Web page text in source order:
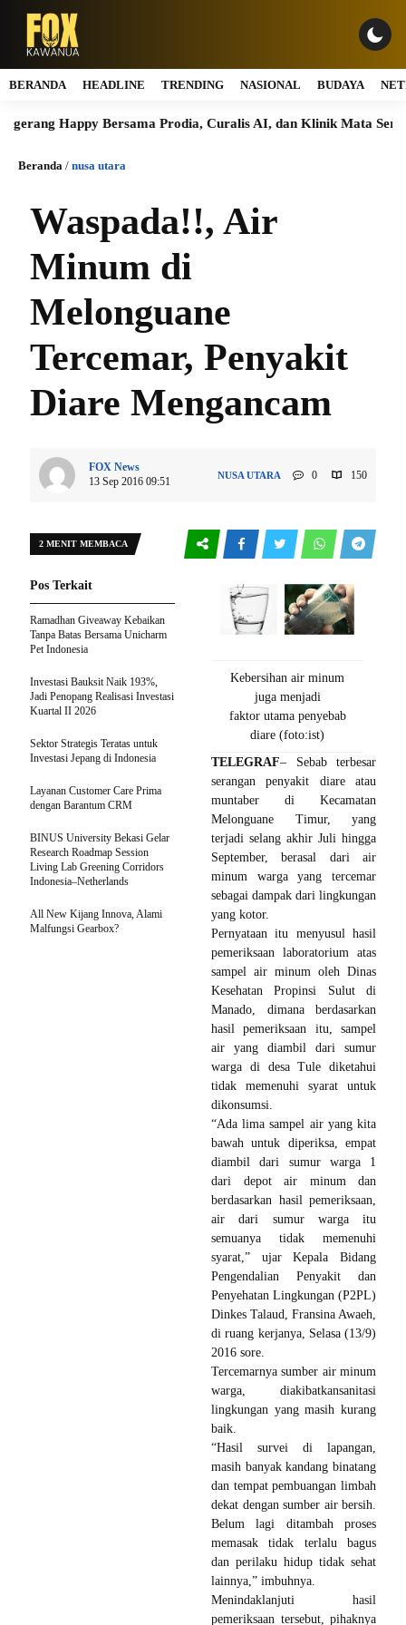
BERANDA HEADLINE TRENDING NASIONAL BUDAYA
Happy Bersama Prodia, Curalis AI, dan Klinik Mata Serpong
Beranda / nusa utara
Waspada!!, Air
Minum di
Melonguane
Tercemar, Penyakit
Diare Mengancam
FOX News
13 Sep 2016 09:51
NUSA UTARA 0 150
2 MENIT MEMBACA
Kebersihan air minum
juga menjadi
faktor utama penyebab
diare (foto:ist)
TELEGRAF– Sebab terbesar
serangan penyakit diare atau
muntaber di Kecamatan
Melonguane Timur, yang
terjadi selang akhir Juli hingga
September, berasal dari air
minum warga yang tercemar
sebagai dampak dari lingkungan
yang kotor.
Pernyataan itu menyusul hasil
pemeriksaan laboratorium atas
sampel air minum oleh Dinas
Kesehatan Propinsi Sulut di
Manado, dimana berdasarkan
hasil pemeriksaan itu, sampel
air yang diambil dari sumur
warga di desa Tule diketahui
tidak memenuhi syarat untuk
dikonsumsi.
“Ada lima sampel air yang kita
bawah untuk diperiksa, empat
diambil dari sumur warga 1
dari depot air minum dan
berdasarkan hasil pemeriksaan,
air dari sumur warga itu
semuanya tidak memenuhi
syarat,” ujar Kepala Bidang
Pengendalian Penyakit dan
Penyehatan Lingkungan (P2PL)
Dinkes Talaud, Fransina Awaeh,
di ruang kerjanya, Selasa (13/9)
2016 sore.
Tercemarnya sumber air minum
warga, diakibatkansanitasi
lingkungan yang masih kurang
baik.
“Hasil survei di lapangan,
masih banyak kandang binatang
dan tempat pembuangan limbah
dekat dengan sumber air bersih.
Belum lagi ditambah proses
memasak tidak terlalu bagus
dan perilaku hidup tidak sehat
lainnya,” imbuhnya.
Menindaklanjuti hasil
pemeriksaan tersebut, pihaknya
Pos Terkait
Ramadhan Giveaway Kebaikan
Tanpa Batas Bersama Unicharm
Pet Indonesia
Investasi Bauksit Naik 193%,
Jadi Penopang Realisasi Investasi
Kuartal II 2026
Sektor Strategis Teratas untuk
Investasi Jepang di Indonesia
Layanan Customer Care Prima
dengan Barantum CRM
BINUS University Bekasi Gelar
Research Roadmap Session
Living Lab Greening Corridors
Indonesia–Netherlands
All New Kijang Innova, Alami
Malfungsi Gearbox?